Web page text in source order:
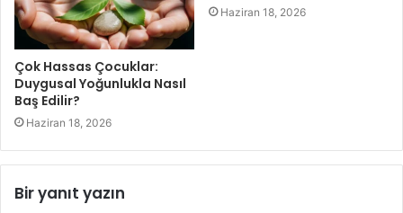
Çok Hassas Çocuklar:
Duygusal Yoğunlukla Nasıl
Baş Edilir?
Haziran 18, 2026
Haziran 18, 2026
Bir yanıt yazın